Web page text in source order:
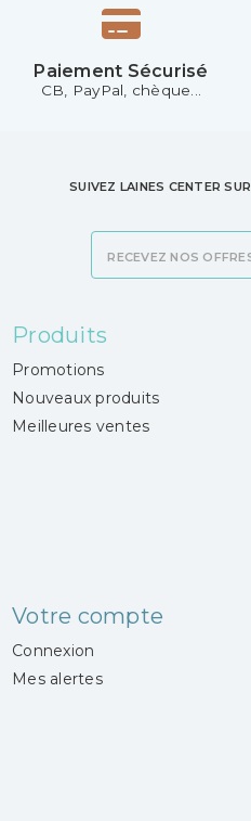
Paiement Sécurisé
CB, PayPal, chèque...
SUIVEZ LAINES CENTER SUR
Produits
Promotions
Nouveaux produits
Meilleures ventes
Votre compte
Connexion
Mes alertes